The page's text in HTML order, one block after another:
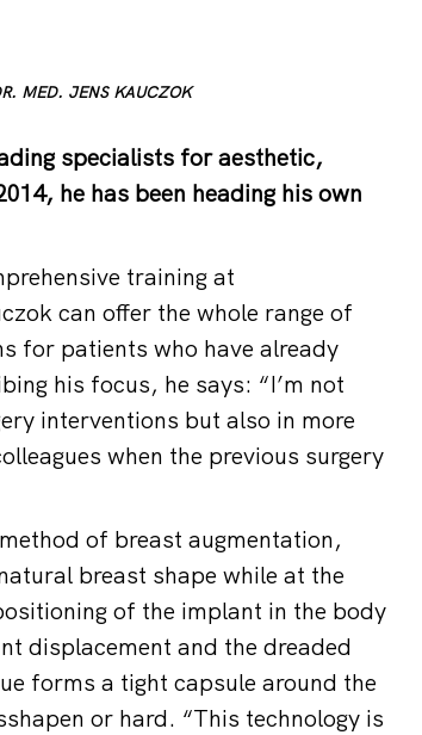
MED. JENS KAUCZOK
specialists for aesthetic,
he has been heading his own
training at
can offer the whole range of
for patients who have already
his focus, he says: “I’m not
interventions but also in more
when the previous surgery
of breast augmentation,
breast shape while at the
of the implant in the body
displacement and the dreaded
forms a tight capsule around the
or hard. “This technology is